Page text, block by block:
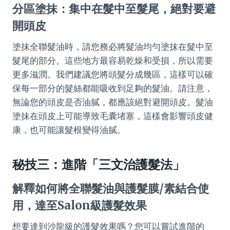
分區塗抹：集中在髮中至髮尾，絕對要避
開頭皮
塗抹全聯髮油時，請您務必將髮油均勻塗抹在髮中至
髮尾的部分。這些地方最容易乾燥和受損，所以需要
更多滋潤。我們建議您將頭髮分成幾區，這樣可以確
保每一部分的髮絲都能吸收到足夠的髮油。請注意，
無論您的頭皮是否油膩，都應該絕對避開頭皮。髮油
塗抹在頭皮上可能導致毛囊堵塞，這樣會影響頭皮健
康，也可能讓髮根變得油膩。
秘技三：進階「三文治護髮法」
解釋如何將全聯髮油與護髮膜/素結合使
用，達至Salon級護髮效果
想要達到沙龍級的護髮效果嗎？您可以嘗試進階的